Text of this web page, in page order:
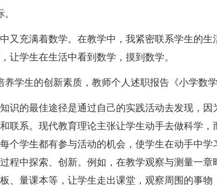
又充满着数学。在教学中，我紧密联系学生的生
让学生在生活中看到数学，摸到数学。
养学生的创新素质，教师个人述职报告《小学数学
识的最佳途径是通过自己的实践活动去发现，因
联系。现代教育理论主张让学生动手去做科学，
个学生都有参与活动的机会，使学生在动手中学
程中探索、创新。例如，在教学观察与测量一章
、量课本等，让学生走出课堂，观察周围的事